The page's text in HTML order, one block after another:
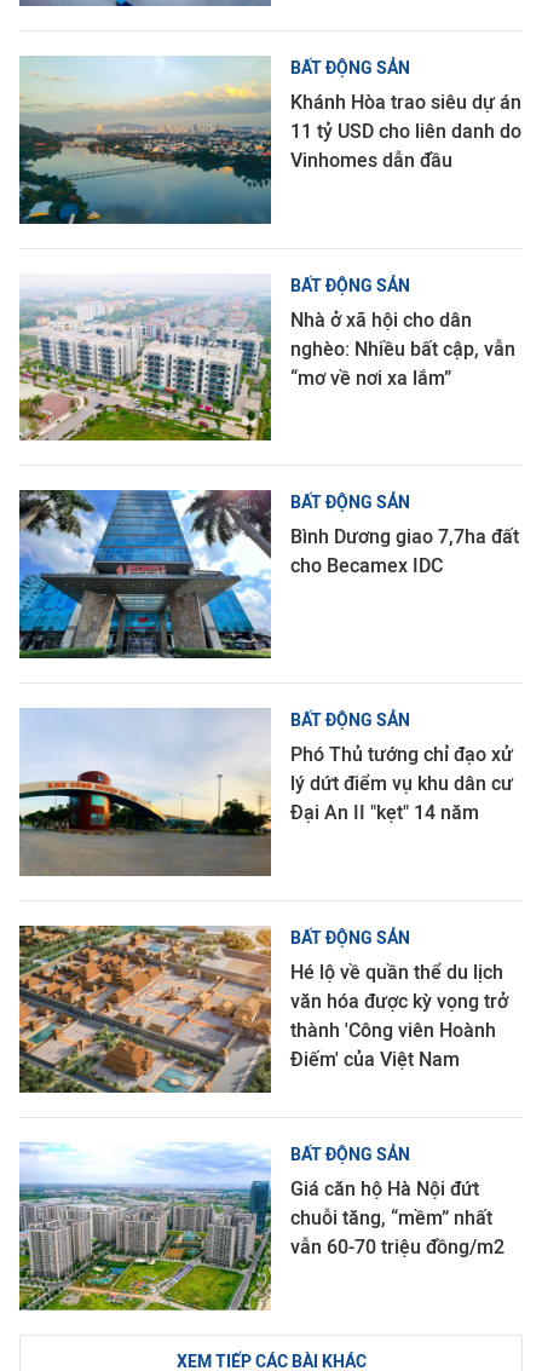
BẤT ĐỘNG SẢN
Khánh Hòa trao siêu dự án
11 tỷ USD cho liên danh do
Vinhomes dẫn đầu
BẤT ĐỘNG SẢN
Nhà ở xã hội cho dân
nghèo: Nhiều bất cập, vẫn
“mơ về nơi xa lắm”
BẤT ĐỘNG SẢN
Bình Dương giao 7,7ha đất
cho Becamex IDC
BẤT ĐỘNG SẢN
Phó Thủ tướng chỉ đạo xử
lý dứt điểm vụ khu dân cư
Đại An II "kẹt" 14 năm
BẤT ĐỘNG SẢN
Hé lộ về quần thể du lịch
văn hóa được kỳ vọng trở
thành 'Công viên Hoành
Điếm' của Việt Nam
BẤT ĐỘNG SẢN
Giá căn hộ Hà Nội đứt
chuỗi tăng, “mềm” nhất
vẫn 60-70 triệu đồng/m2
XEM TIẾP CÁC BÀI KHÁC